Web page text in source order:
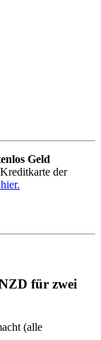
Geld
der
für zwei
(alle